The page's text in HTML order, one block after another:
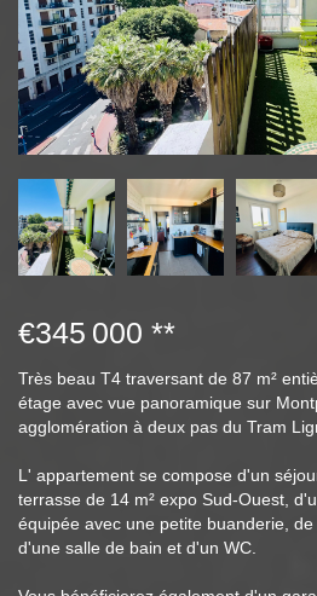
€345 000 **
Très beau T4 traversant de 87 m²
étage avec vue panoramique sur
agglomération à deux pas du Tram
L' appartement se compose d'un
terrasse de 14 m² expo Sud-Ouest,
équipée avec une petite buanderie, de
d'une salle de bain et d'un WC.